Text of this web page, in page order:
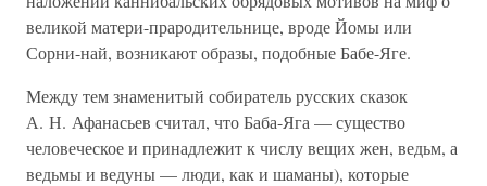
великой матери-прародительнице, вроде Йомы или
Сорни-най, возникают образы, подобные Бабе-Яге.
Между тем знаменитый собиратель русских сказок
А. Н. Афанасьев считал, что Баба-Яга — существо
человеческое и принадлежит к числу вещих жен, ведьм, а
ведьмы и ведуны — люди, как и шаманы), которые